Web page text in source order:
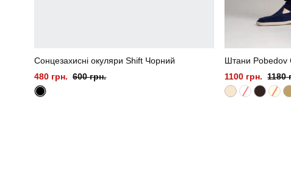
Сонцезахисні окуляри Shift Чорний
480 грн. 600 грн.
Штани Pobedov
1100 грн. 1180